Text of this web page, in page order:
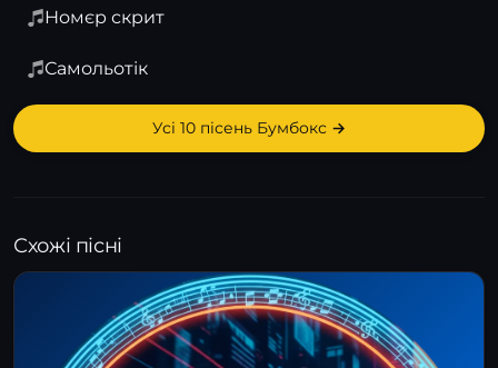
Номєр скрит
Самольотік
Усі 10 пісень Бумбокс →
Схожі пісні